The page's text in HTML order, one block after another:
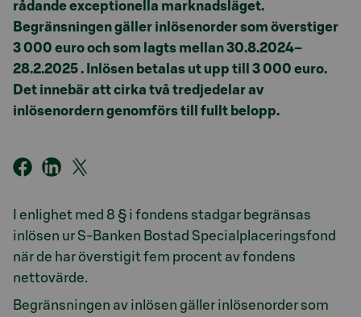
rådande exceptionella marknadsläget.
Begränsningen gäller inlösenorder som överstiger
3 000 euro och som lagts mellan 30.8.2024–
28.2.2025 . Inlösen betalas ut upp till 3 000 euro.
Det innebär att cirka två tredjedelar av
inlösenordern genomförs till fullt belopp.
I enlighet med 8 § i fondens stadgar begränsas
inlösen ur S-Banken Bostad Specialplaceringsfond
när de har överstigit fem procent av fondens
nettovärde.
Begränsningen av inlösen gäller inlösenorder som